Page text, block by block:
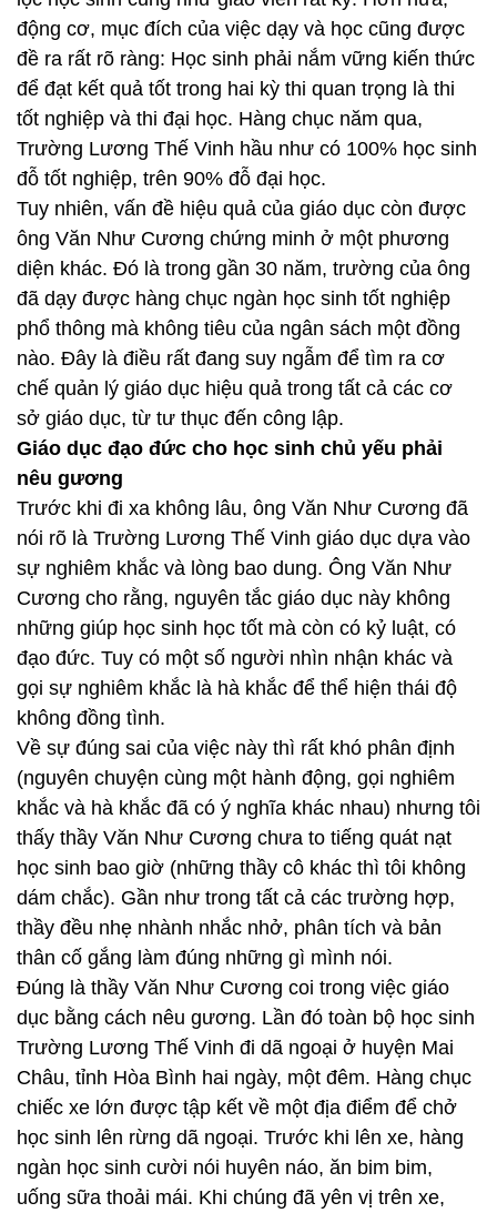
động cơ, mục đích của việc dạy và học cũng được
đề ra rất rõ ràng: Học sinh phải nắm vững kiến thức
để đạt kết quả tốt trong hai kỳ thi quan trọng là thi
tốt nghiệp và thi đại học. Hàng chục năm qua,
Trường Lương Thế Vinh hầu như có 100% học sinh
đỗ tốt nghiệp, trên 90% đỗ đại học.
Tuy nhiên, vấn đề hiệu quả của giáo dục còn được
ông Văn Như Cương chứng minh ở một phương
diện khác. Đó là trong gần 30 năm, trường của ông
đã dạy được hàng chục ngàn học sinh tốt nghiệp
phổ thông mà không tiêu của ngân sách một đồng
nào. Đây là điều rất đang suy ngẫm để tìm ra cơ
chế quản lý giáo dục hiệu quả trong tất cả các cơ
sở giáo dục, từ tư thục đến công lập.
Giáo dục đạo đức cho học sinh chủ yếu phải
nêu gương
Trước khi đi xa không lâu, ông Văn Như Cương đã
nói rõ là Trường Lương Thế Vinh giáo dục dựa vào
sự nghiêm khắc và lòng bao dung. Ông Văn Như
Cương cho rằng, nguyên tắc giáo dục này không
những giúp học sinh học tốt mà còn có kỷ luật, có
đạo đức. Tuy có một số người nhìn nhận khác và
gọi sự nghiêm khắc là hà khắc để thể hiện thái độ
không đồng tình.
Về sự đúng sai của việc này thì rất khó phân định
(nguyên chuyện cùng một hành động, gọi nghiêm
khắc và hà khắc đã có ý nghĩa khác nhau) nhưng tôi
thấy thầy Văn Như Cương chưa to tiếng quát nạt
học sinh bao giờ (những thầy cô khác thì tôi không
dám chắc). Gần như trong tất cả các trường hợp,
thầy đều nhẹ nhành nhắc nhở, phân tích và bản
thân cố gắng làm đúng những gì mình nói.
Đúng là thầy Văn Như Cương coi trong việc giáo
dục bằng cách nêu gương. Lần đó toàn bộ học sinh
Trường Lương Thế Vinh đi dã ngoại ở huyện Mai
Châu, tỉnh Hòa Bình hai ngày, một đêm. Hàng chục
chiếc xe lớn được tập kết về một địa điểm để chở
học sinh lên rừng dã ngoại. Trước khi lên xe, hàng
ngàn học sinh cười nói huyên náo, ăn bim bim,
uống sữa thoải mái. Khi chúng đã yên vị trên xe,